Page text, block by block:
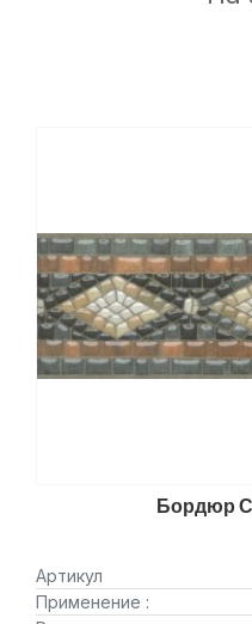
Бордюр
Артикул
Применение :